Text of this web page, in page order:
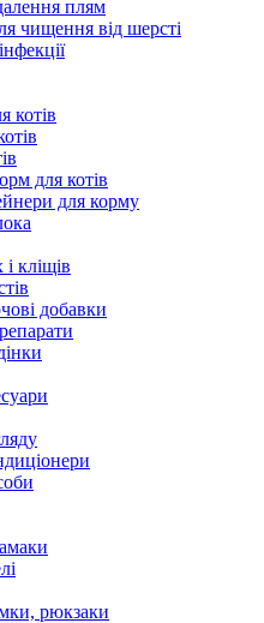
плям
чищення від шерсті
котів
для котів
для корму
і кліщів
добавки
рюкзаки